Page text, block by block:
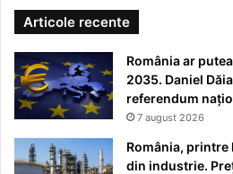
Articole recente
România ar
2035. Daniel
referendum
7 august 2026
România,
din industrie.